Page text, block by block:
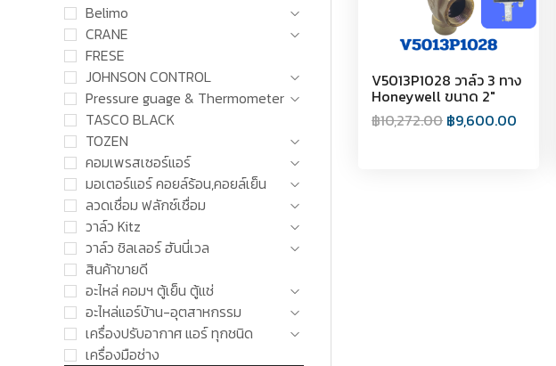
Belimo
CRANE
FRESE
JOHNSON CONTROL
Pressure guage & Thermometer
TASCO BLACK
TOZEN
คอมเพรสเซอร์แอร์
มอเตอร์แอร์ คอยล์ร้อน,คอยล์เย็น
ลวดเชื่อม ฟลักซ์เชื่อม
วาล์ว Kitz
วาล์ว ชิลเลอร์ ฮันนี่เวล
สินค้าขายดี
อะไหล่ คอมฯ ตู้เย็น ตู้แช่
อะไหล่แอร์บ้าน-อุตสาหกรรม
เครื่องปรับอากาศ แอร์ ทุกชนิด
เครื่องมือช่าง
V5013P1028 วาล์ว 3 ทาง
Honeywell ขนาด 2"
฿10,272.00 ฿9,600.00